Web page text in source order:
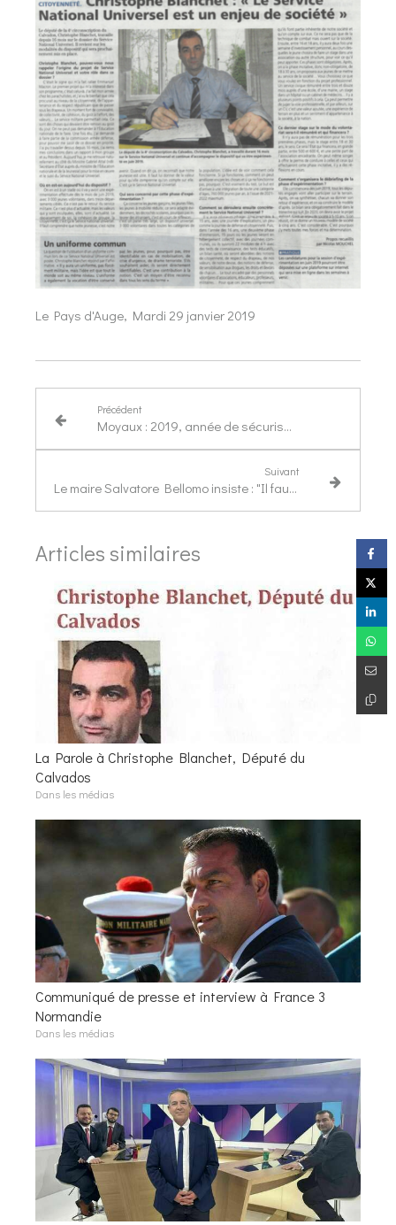
Le Pays d'Auge, Mardi 29 janvier 2019
Précédent
Moyaux : 2019, année de sécurisation du bourg
Suivant
Le maire Salvatore Bellomo insiste : "Il faut faire parler de Bénouville"
Articles similaires
La Parole à Christophe Blanchet, Député du
Calvados
Dans les médias
Communiqué de presse et interview à France 3
Normandie
Dans les médias